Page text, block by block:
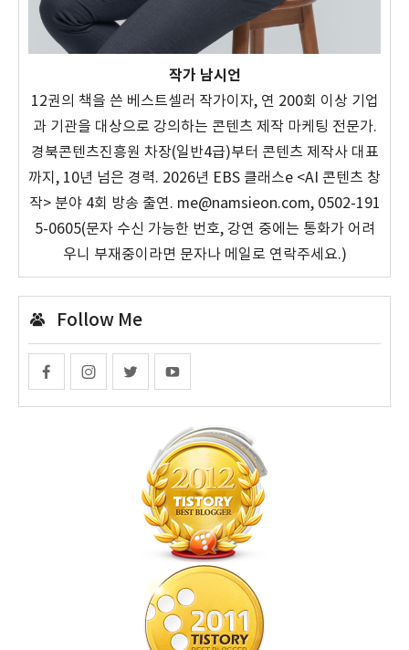
작가 남시언
12권의 책을 쓴 베스트셀러 작가이자, 연 200회 이상 기업
과 기관을 대상으로 강의하는 콘텐츠 제작 마케팅 전문가.
경북콘텐츠진흥원 차장(일반4급)부터 콘텐츠 제작사 대표
까지, 10년 넘은 경력. 2026년 EBS 클래스e <AI 콘텐츠 창
작> 분야 4회 방송 출연. me@namsieon.com, 0502-191
5-0605(문자 수신 가능한 번호, 강연 중에는 통화가 어려
우니 부재중이라면 문자나 메일로 연락주세요.)
Follow Me